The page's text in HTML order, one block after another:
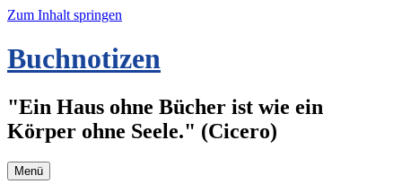
Zum Inhalt springen
Buchnotizen
"Ein Haus ohne Bücher ist wie ein
Körper ohne Seele." (Cicero)
Menü